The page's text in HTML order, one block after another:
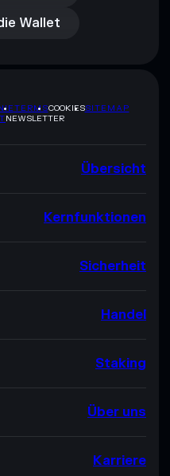
Wallet
TERMSCOOKIESSITEMAP
NEWSLETTER
Übersicht
Kernfunktionen
Sicherheit
Handel
Staking
Über uns
Karriere